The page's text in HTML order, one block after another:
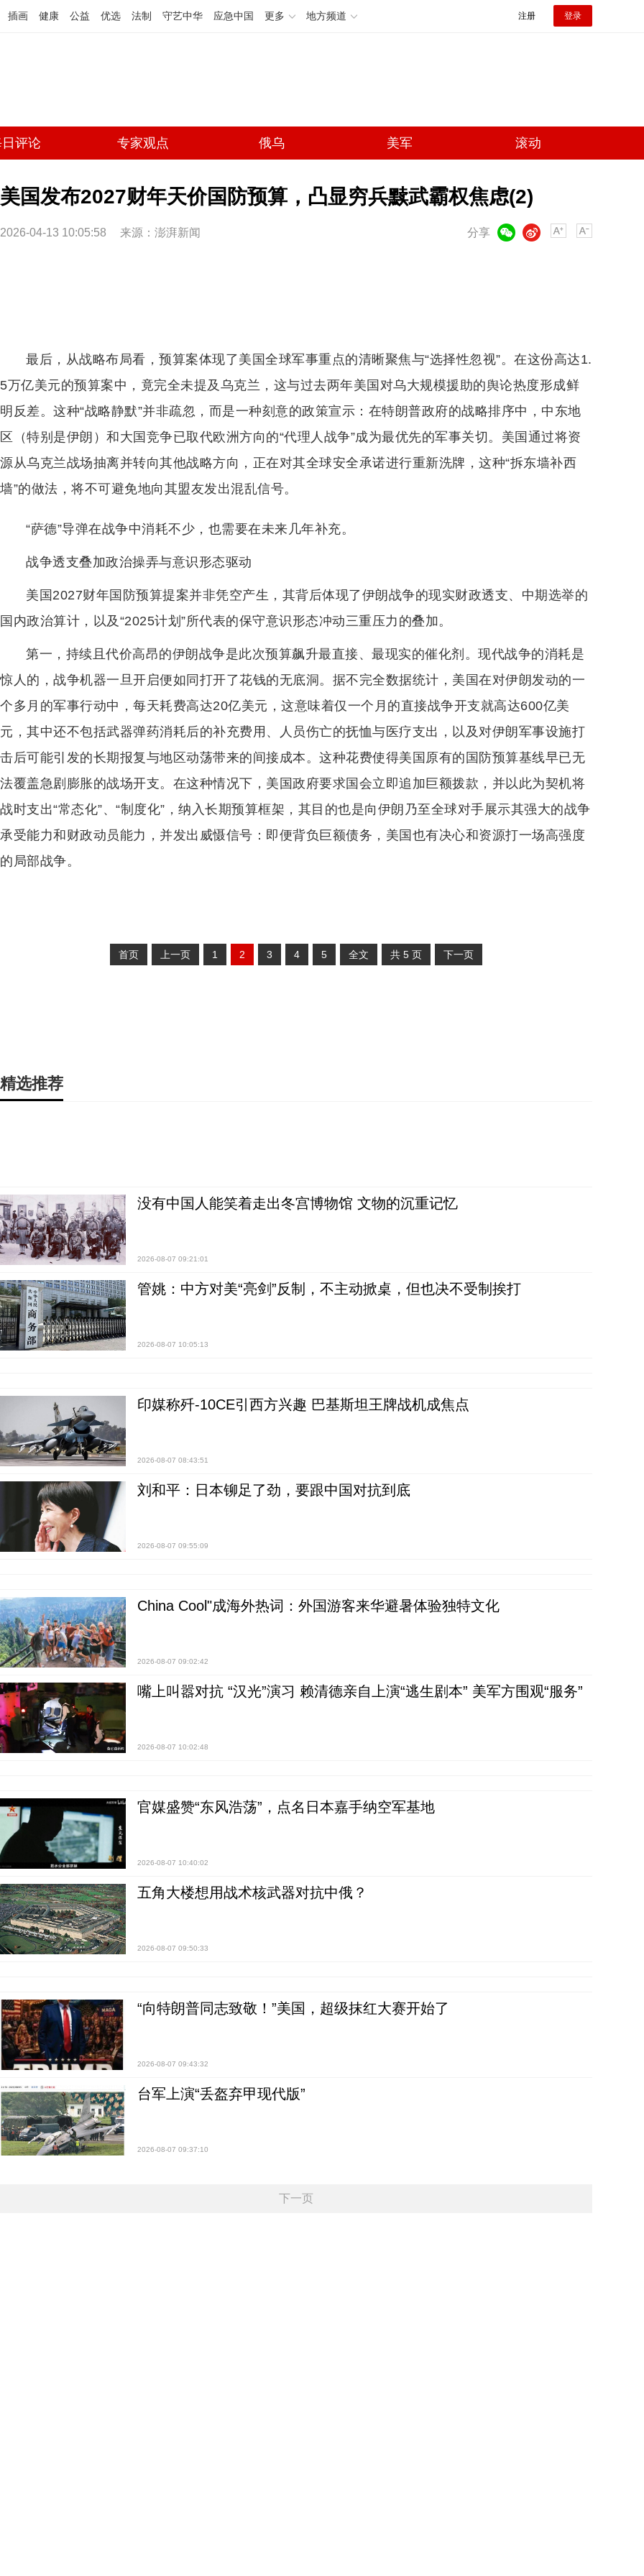
插画 健康 公益 优选 法制 守艺中华 应急中国 更多 地方频道 注册 登录
评论 专家观点 俄乌 美军 滚动
美国发布2027财年天价国防预算，凸显穷兵黩武霸权焦虑(2)
2026-04-13 10:05:58 来源：澎湃新闻 分享
微博
最后，从战略布局看，预算案体现了美国全球军事重点的清晰聚焦与“选择性忽视”。在这份高达1.
5万亿美元的预算案中，竟完全未提及乌克兰，这与过去两年美国对乌大规模援助的舆论热度形成鲜
明反差。这种“战略静默”并非疏忽，而是一种刻意的政策宣示：在特朗普政府的战略排序中，中东地
区（特别是伊朗）和大国竞争已取代欧洲方向的“代理人战争”成为最优先的军事关切。美国通过将资
源从乌克兰战场抽离并转向其他战略方向，正在对其全球安全承诺进行重新洗牌，这种“拆东墙补西
墙”的做法，将不可避免地向其盟友发出混乱信号。
“萨德”导弹在战争中消耗不少，也需要在未来几年补充。
战争透支叠加政治操弄与意识形态驱动
美国2027财年国防预算提案并非凭空产生，其背后体现了伊朗战争的现实财政透支、中期选举的
国内政治算计，以及“2025计划”所代表的保守意识形态冲动三重压力的叠加。
第一，持续且代价高昂的伊朗战争是此次预算飙升最直接、最现实的催化剂。现代战争的消耗是
惊人的，战争机器一旦开启便如同打开了花钱的无底洞。据不完全数据统计，美国在对伊朗发动的一
个多月的军事行动中，每天耗费高达20亿美元，这意味着仅一个月的直接战争开支就高达600亿美
元，其中还不包括武器弹药消耗后的补充费用、人员伤亡的抚恤与医疗支出，以及对伊朗军事设施打
击后可能引发的长期报复与地区动荡带来的间接成本。这种花费使得美国原有的国防预算基线早已无
法覆盖急剧膨胀的战场开支。在这种情况下，美国政府要求国会立即追加巨额拨款，并以此为契机将
战时支出“常态化”、“制度化”，纳入长期预算框架，其目的也是向伊朗乃至全球对手展示其强大的战争
承受能力和财政动员能力，并发出威慑信号：即便背负巨额债务，美国也有决心和资源打一场高强度
的局部战争。
首页 上一页 1 2 3 4 5 全文 共 5 页 下一页
精选推荐
没有中国人能笑着走出冬宫博物馆 文物的沉重记忆
2026-08-07 09:21:01
管姚：中方对美“亮剑”反制，不主动掀桌，但也决不受制挨打
2026-08-07 10:05:13
印媒称歼-10CE引西方兴趣 巴基斯坦王牌战机成焦点
2026-08-07 08:43:51
刘和平：日本铆足了劲，要跟中国对抗到底
2026-08-07 09:55:09
China Cool"成海外热词：外国游客来华避暑体验独特文化
2026-08-07 09:02:42
嘴上叫嚣对抗 “汉光”演习 赖清德亲自上演“逃生剧本” 美军方围观“服务”
2026-08-07 10:02:48
官媒盛赞“东风浩荡”，点名日本嘉手纳空军基地
2026-08-07 10:40:02
五角大楼想用战术核武器对抗中俄？
2026-08-07 09:50:33
“向特朗普同志致敬！”美国，超级抹红大赛开始了
2026-08-07 09:43:32
台军上演“丢盔弃甲现代版”
2026-08-07 09:37:10
下一页